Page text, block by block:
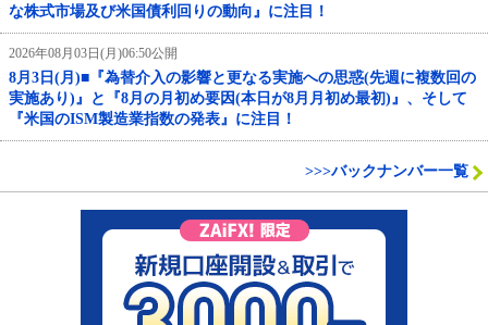
な株式市場及び米国債利回りの動向』に注目！
2026年08月03日(月)06:50公開
8月3日(月)■『為替介入の影響と更なる実施への思惑(先週に複数回の
実施あり)』と『8月の月初め要因(本日が8月月初め最初)』、そして
『米国のISM製造業指数の発表』に注目！
>>>バックナンバー一覧